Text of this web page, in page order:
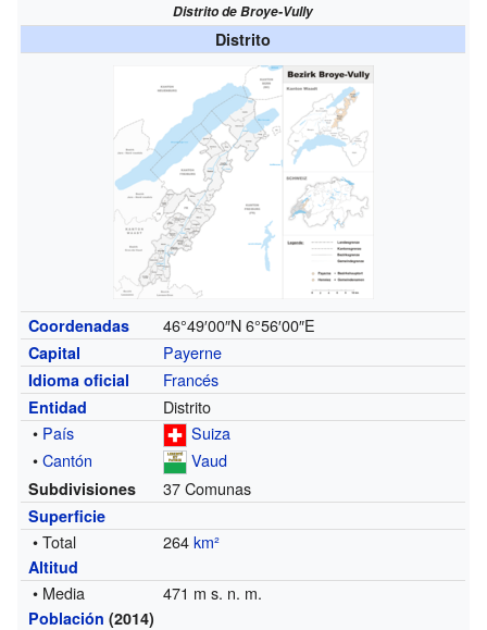
Distrito de Broye-Vully
Distrito
Coordenadas 46°49′00″N 6°56′00″E
Capital Payerne
Idioma oficial Francés
Entidad
Distrito
• País
Suiza
•Cantón Vaud
Subdivisiones 37 Comunas
Superficie
• Total 264km²
Altitud
• Media 471 m s. n. m.
Población (2014)